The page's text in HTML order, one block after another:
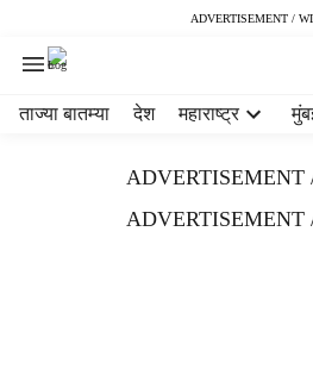
ADVERTISEMENT /
ताज्या बातम्या देश महाराष्ट्र
ADVERTISEMENT
ADVERTISEMENT